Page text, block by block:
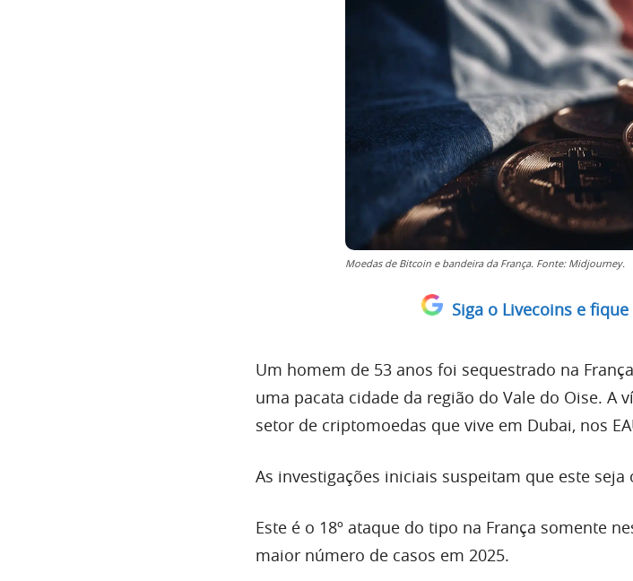
Moedas de Bitcoin e bandeira da França. Fonte: Midjourney.
Siga o Livecoins e
Um homem de 53 anos foi sequestrado na
uma pacata cidade da região do Vale do Oise. A
setor de criptomoedas que vive em Dubai, nos
As investigações iniciais suspeitam que este
Este é o 18º ataque do tipo na França somente
maior número de casos em 2025.